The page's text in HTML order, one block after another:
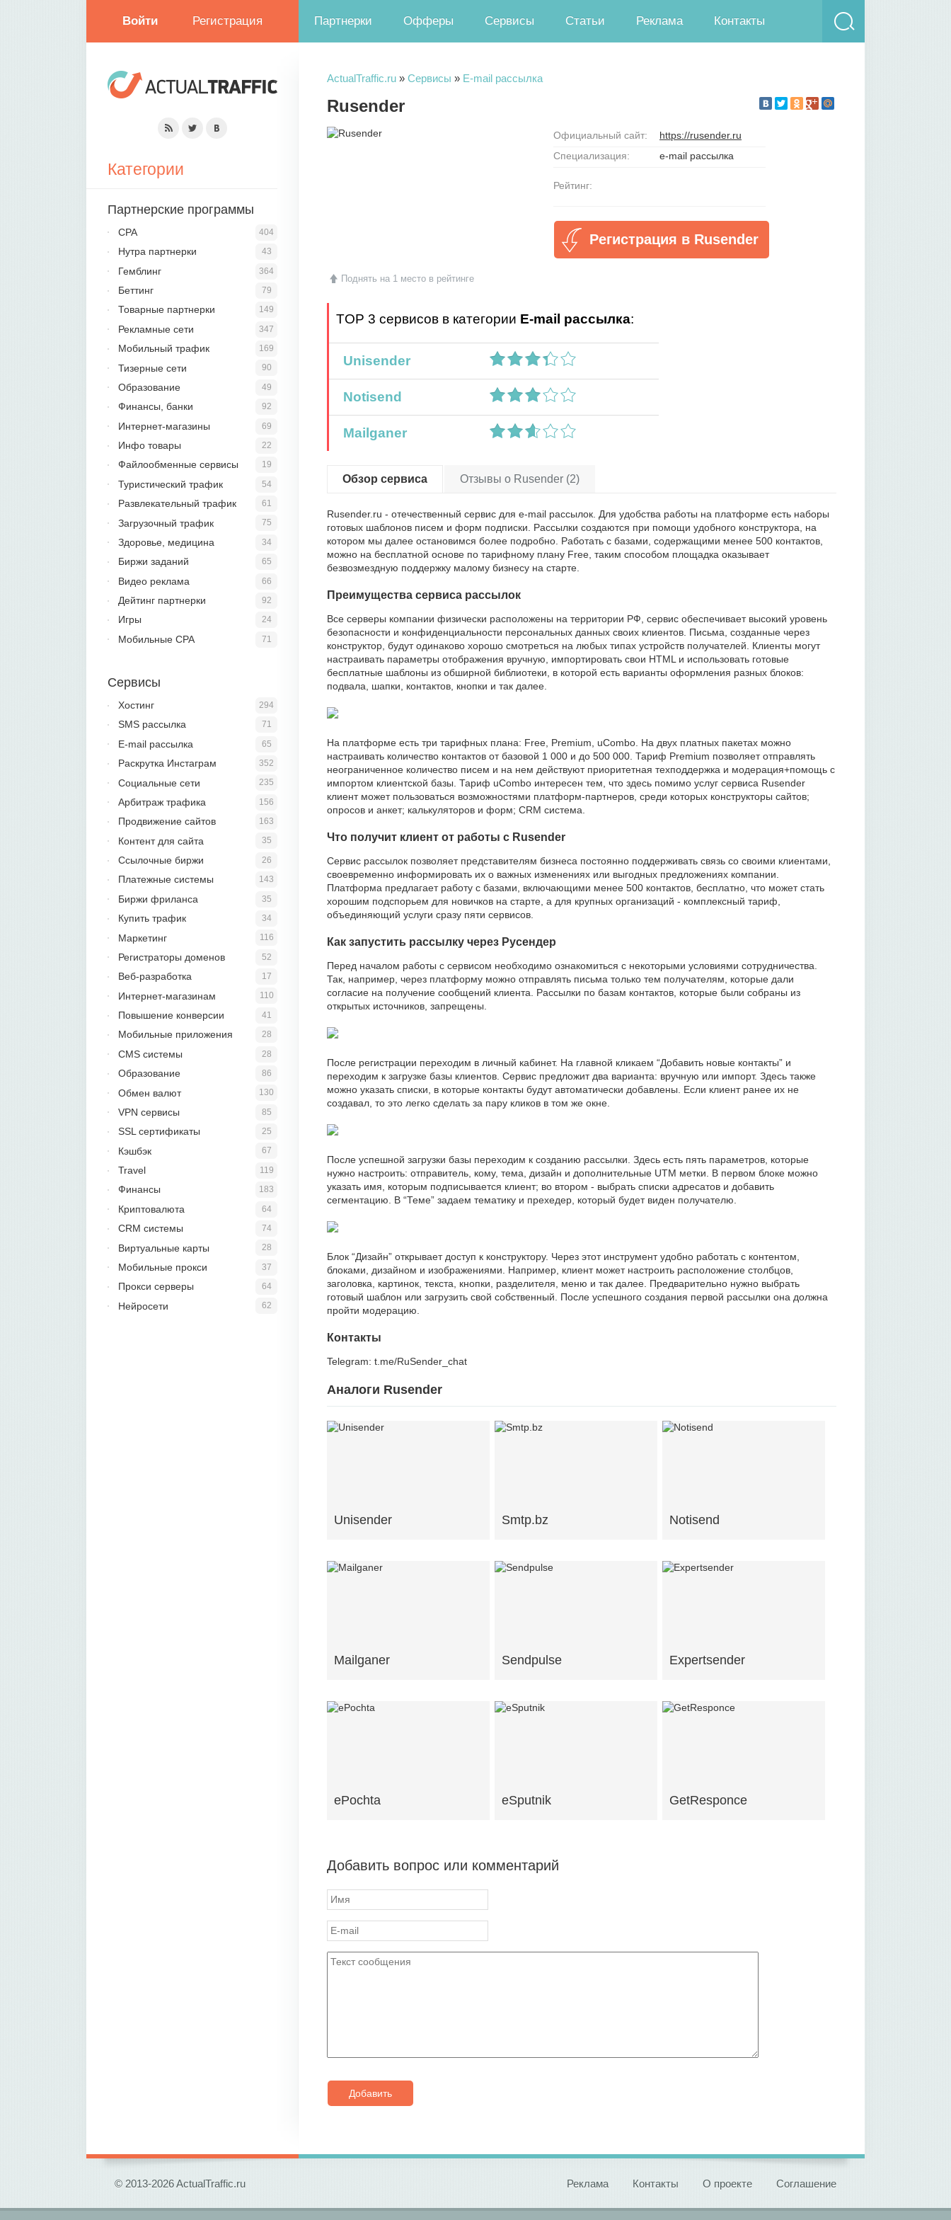
Войти Регистрация Партнерки Офферы Сервисы Статьи Реклама Контакты
ActualTraffic.ru » Сервисы » E-mail рассылка
Rusender
Поднять на 1 место в рейтинге
Официальный сайт:
https://rusender.ru
Специализация:
e-mail рассылка
Рейтинг:
Регистрация в Rusender
TOP 3 сервисов в категории E-mail рассылка:
Unisender
Notisend
Mailganer
Обзор сервиса Отзывы о Rusender (2)
Rusender.ru - отечественный сервис для e-mail рассылок. Для удобства работы на платформе есть наборы
готовых шаблонов писем и форм подписки. Рассылки создаются при помощи удобного конструктора, на
котором мы далее остановимся более подробно. Работать с базами, содержащими менее 500 контактов,
можно на бесплатной основе по тарифному плану Free, таким способом площадка оказывает
безвозмездную поддержку малому бизнесу на старте.
Преимущества сервиса рассылок
Все серверы компании физически расположены на территории РФ, сервис обеспечивает высокий уровень
безопасности и конфиденциальности персональных данных своих клиентов. Письма, созданные через
конструктор, будут одинаково хорошо смотреться на любых типах устройств получателей. Клиенты могут
настраивать параметры отображения вручную, импортировать свои HTML и использовать готовые
бесплатные шаблоны из обширной библиотеки, в которой есть варианты оформления разных блоков:
подвала, шапки, контактов, кнопки и так далее.
На платформе есть три тарифных плана: Free, Premium, uCombo. На двух платных пакетах можно
настраивать количество контактов от базовой 1 000 и до 500 000. Тариф Premium позволяет отправлять
неограниченное количество писем и на нем действуют приоритетная техподдержка и модерация+помощь с
импортом клиентской базы. Тариф uCombo интересен тем, что здесь помимо услуг сервиса Rusender
клиент может пользоваться возможностями платформ-партнеров, среди которых конструкторы сайтов;
опросов и анкет; калькуляторов и форм; CRM система.
Что получит клиент от работы с Rusender
Сервис рассылок позволяет представителям бизнеса постоянно поддерживать связь со своими клиентами,
своевременно информировать их о важных изменениях или выгодных предложениях компании.
Платформа предлагает работу с базами, включающими менее 500 контактов, бесплатно, что может стать
хорошим подспорьем для новичков на старте, а для крупных организаций - комплексный тариф,
объединяющий услуги сразу пяти сервисов.
Как запустить рассылку через Русендер
Перед началом работы с сервисом необходимо ознакомиться с некоторыми условиями сотрудничества.
Так, например, через платформу можно отправлять письма только тем получателям, которые дали
согласие на получение сообщений клиента. Рассылки по базам контактов, которые были собраны из
открытых источников, запрещены.
После регистрации переходим в личный кабинет. На главной кликаем “Добавить новые контакты” и
переходим к загрузке базы клиентов. Сервис предложит два варианта: вручную или импорт. Здесь также
можно указать списки, в которые контакты будут автоматически добавлены. Если клиент ранее их не
создавал, то это легко сделать за пару кликов в том же окне.
После успешной загрузки базы переходим к созданию рассылки. Здесь есть пять параметров, которые
нужно настроить: отправитель, кому, тема, дизайн и дополнительные UTM метки. В первом блоке можно
указать имя, которым подписывается клиент; во втором - выбрать списки адресатов и добавить
сегментацию. В “Теме” задаем тематику и прехедер, который будет виден получателю.
Блок “Дизайн” открывает доступ к конструктору. Через этот инструмент удобно работать с контентом,
блоками, дизайном и изображениями. Например, клиент может настроить расположение столбцов,
заголовка, картинок, текста, кнопки, разделителя, меню и так далее. Предварительно нужно выбрать
готовый шаблон или загрузить свой собственный. После успешного создания первой рассылки она должна
пройти модерацию.
Контакты
Telegram: t.me/RuSender_chat
Аналоги Rusender
Unisender Smtp.bz Notisend
Mailganer Sendpulse Expertsender
ePochta eSputnik GetResponce
Добавить вопрос или комментарий
Добавить
Категории
Партнерские программы
404
CPA
43
Нутра партнерки
364
Гемблинг
79
Беттинг
149
Товарные партнерки
347
Рекламные сети
169
Мобильный трафик
90
Тизерные сети
49
Образование
92
Финансы, банки
69
Интернет-магазины
22
Инфо товары
19
Файлообменные сервисы
54
Туристический трафик
61
Развлекательный трафик
75
Загрузочный трафик
34
Здоровье, медицина
65
Биржи заданий
66
Видео реклама
92
Дейтинг партнерки
24
Игры
71
Мобильные CPA
Сервисы
294
Хостинг
71
SMS рассылка
65
E-mail рассылка
352
Раскрутка Инстаграм
235
Социальные сети
156
Арбитраж трафика
163
Продвижение сайтов
35
Контент для сайта
26
Ссылочные биржи
143
Платежные системы
35
Биржи фриланса
34
Купить трафик
116
Маркетинг
52
Регистраторы доменов
17
Веб-разработка
110
Интернет-магазинам
41
Повышение конверсии
28
Мобильные приложения
28
CMS системы
86
Образование
130
Обмен валют
85
VPN сервисы
25
SSL сертификаты
67
Кэшбэк
119
Travel
183
Финансы
64
Криптовалюта
74
CRM системы
28
Виртуальные карты
37
Мобильные прокси
64
Прокси серверы
62
Нейросети
Реклама Контакты О проекте Соглашение
© 2013-2026 ActualTraffic.ru